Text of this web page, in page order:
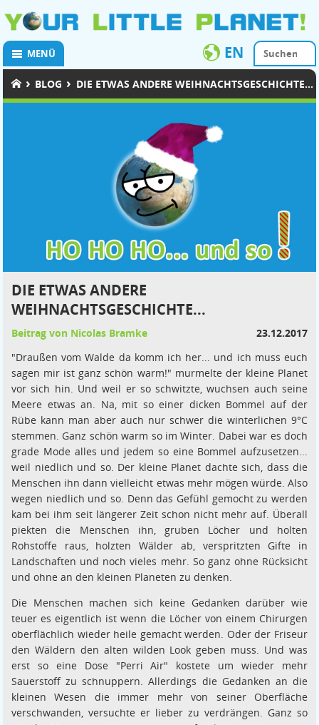
MENÜ EN
› BLOG › DIE ETWAS ANDERE WEIHNACHTSGESCHICHTE...
DIE ETWAS ANDERE
WEIHNACHTSGESCHICHTE...
Beitrag von Nicolas Bramke
23.12.2017
"Draußen vom Walde da komm ich her... und ich muss euch
sagen mir ist ganz schön warm!" murmelte der kleine Planet
vor sich hin. Und weil er so schwitzte, wuchsen auch seine
Meere etwas an. Na, mit so einer dicken Bommel auf der
Rübe kann man aber auch nur schwer die winterlichen 9°C
stemmen. Ganz schön warm so im Winter. Dabei war es doch
grade Mode alles und jedem so eine Bommel aufzusetzen...
weil niedlich und so. Der kleine Planet dachte sich, dass die
Menschen ihn dann vielleicht etwas mehr mögen würde. Also
wegen niedlich und so. Denn das Gefühl gemocht zu werden
kam bei ihm seit längerer Zeit schon nicht mehr auf. Überall
piekten die Menschen ihn, gruben Löcher und holten
Rohstoffe raus, holzten Wälder ab, verspritzten Gifte in
Landschaften und noch vieles mehr. So ganz ohne Rücksicht
und ohne an den kleinen Planeten zu denken.
Die Menschen machen sich keine Gedanken darüber wie
teuer es eigentlich ist wenn die Löcher von einem Chirurgen
oberflächlich wieder heile gemacht werden. Oder der Friseur
den Wäldern den alten wilden Look geben muss. Und was
erst so eine Dose "Perri Air" kostete um wieder mehr
Sauerstoff zu schnuppern. Allerdings die Gedanken an die
kleinen Wesen die immer mehr von seiner Oberfläche
verschwanden, versuchte er lieber zu verdrängen. Ganz so